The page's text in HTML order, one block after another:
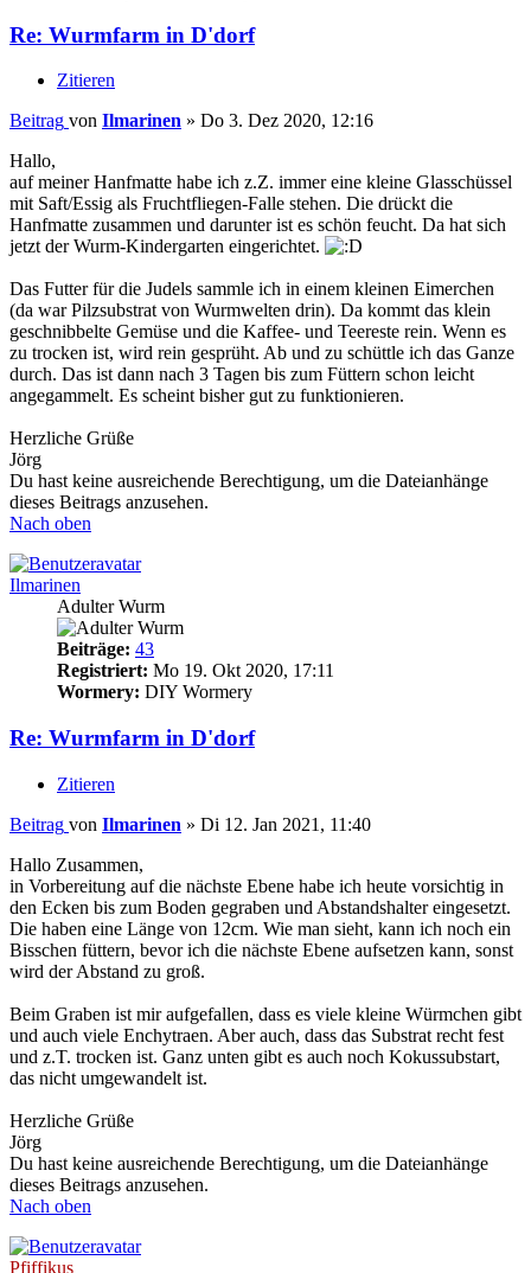
Re: Wurmfarm in D'dorf
Zitieren
Beitrag von Ilmarinen » Do 3. Dez 2020, 12:16
Hallo,
auf meiner Hanfmatte habe ich z.Z. immer eine kleine Glasschüssel
mit Saft/Essig als Fruchtfliegen-Falle stehen. Die drückt die
Hanfmatte zusammen und darunter ist es schön feucht. Da hat sich
jetzt der Wurm-Kindergarten eingerichtet.
Das Futter für die Judels sammle ich in einem kleinen Eimerchen
(da war Pilzsubstrat von Wurmwelten drin). Da kommt das klein
geschnibbelte Gemüse und die Kaffee- und Teereste rein. Wenn es
zu trocken ist, wird rein gesprüht. Ab und zu schüttle ich das Ganze
durch. Das ist dann nach 3 Tagen bis zum Füttern schon leicht
angegammelt. Es scheint bisher gut zu funktionieren.
Herzliche Grüße
Jörg
Du hast keine ausreichende Berechtigung, um die Dateianhänge
dieses Beitrags anzusehen.
Nach oben
Ilmarinen
Adulter Wurm
Beiträge: 43
Registriert: Mo 19. Okt 2020, 17:11
Wormery: DIY Wormery
Re: Wurmfarm in D'dorf
Zitieren
Beitrag von Ilmarinen » Di 12. Jan 2021, 11:40
Hallo Zusammen,
in Vorbereitung auf die nächste Ebene habe ich heute vorsichtig in
den Ecken bis zum Boden gegraben und Abstandshalter eingesetzt.
Die haben eine Länge von 12cm. Wie man sieht, kann ich noch ein
Bisschen füttern, bevor ich die nächste Ebene aufsetzen kann, sonst
wird der Abstand zu groß.
Beim Graben ist mir aufgefallen, dass es viele kleine Würmchen gibt
und auch viele Enchytraen. Aber auch, dass das Substrat recht fest
und z.T. trocken ist. Ganz unten gibt es auch noch Kokussubstart,
das nicht umgewandelt ist.
Herzliche Grüße
Jörg
Du hast keine ausreichende Berechtigung, um die Dateianhänge
dieses Beitrags anzusehen.
Nach oben
Pfiffikus